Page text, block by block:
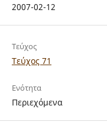
2007-02-12
Τεύχος
Τεύχος 71
Ενότητα
Περιεχόμενα